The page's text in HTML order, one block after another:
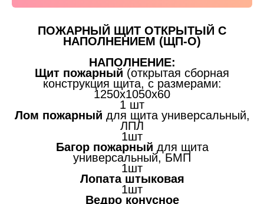
ПОЖАРНЫЙ ЩИТ ОТКРЫТЫЙ С
НАПОЛНЕНИЕМ (ЩП-О)
НАПОЛНЕНИЕ:
Щит пожарный (открытая сборная
конструкция щита, с размерами:
1250х1050х60
1 шт
Лом пожарный для щита универсальный,
ЛПЛ
1шт
Багор пожарный для щита
универсальный, БМП
1шт
Лопата штыковая
1шт
Ведро конусное